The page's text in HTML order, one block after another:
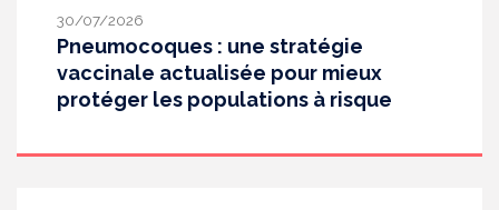
30/07/2026
Pneumocoques : une stratégie
vaccinale actualisée pour mieux
protéger les populations à risque